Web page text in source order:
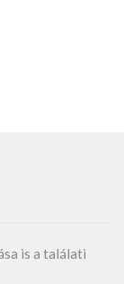
is a találati